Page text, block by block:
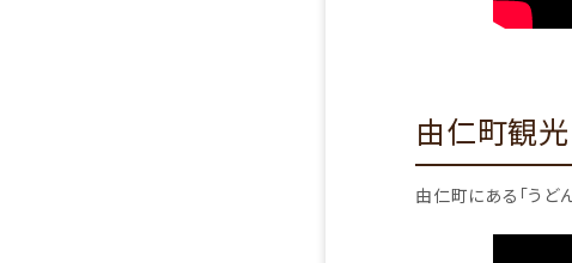
由仁町観
由仁町にある「うどん